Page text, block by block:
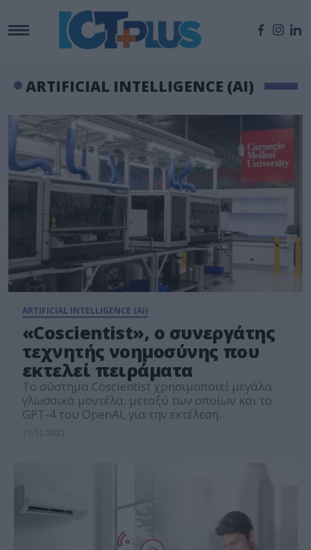
ARTIFICIAL INTELLIGENCE (AI)
ARTIFICIAL INTELLIGENCE (AI)
«Coscientist», ο συνεργάτης
τεχνητής νοημοσύνης που
εκτελεί πειράματα
Το σύστημα Coscientist χρησιμοποιεί μεγάλα
γλωσσικά μοντέλα, μεταξύ των οποίων και το
GPT-4 του OpenAI, για την εκτέλεση